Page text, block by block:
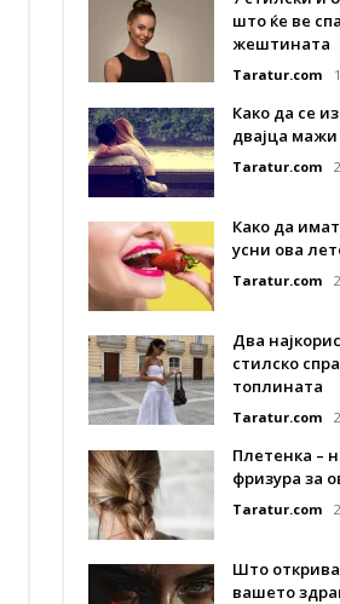
што ќе ве
жештината
Taratur.com
Како да се
двајца мажи
Taratur.com
Како да
усни ова
Taratur.com
Два
стилско
топлината
Taratur.com
Плетенка –
фризура за
Taratur.com
Што
вашето